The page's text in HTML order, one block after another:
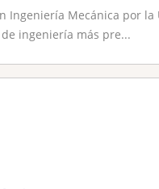
Ingeniería Mecánica por
ingeniería más pre...